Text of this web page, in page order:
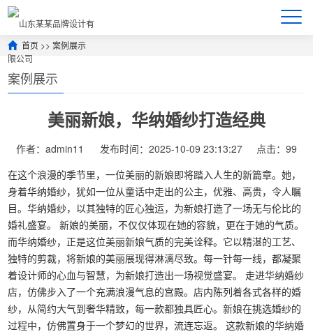
首页 >>案例展示
案例展示
美丽新娘，华纳婚纱打造经典
作者：admin11 发布时间：2025-10-09 23:13:27
点击：99
在这个浪漫的季节里，一位美丽的新娘即将踏入人生的新篇章。她，
身着华纳婚纱，犹如一位从童话中走出的公主，优雅、高贵，令人瞩
目。华纳婚纱，以其独特的匠心独运，为新娘打造了一场无与伦比的
婚礼盛宴。 新娘的美丽，不仅仅体现在她的容貌，更在于她的气质。
而华纳婚纱，正是这位美丽新娘气质的完美诠释。它以精湛的工艺、
独特的剪裁，将新娘的美丽展现得淋漓尽致。每一针每一线，都凝聚
着设计师的心血与智慧，为新娘打造出一场视觉盛宴。 走进华纳婚纱
店，仿佛步入了一个充满浪漫气息的宫殿。店内陈列着各式各样的婚
纱，从简约大气到奢华精致，每一款都独具匠心。新娘在挑选婚纱的
过程中，仿佛置身于一个梦幻的世界，流连忘返。 这款新娘的华纳婚